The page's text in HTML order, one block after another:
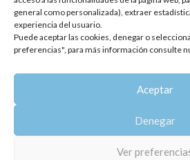
general como personalizada), extraer
experiencia del usuario.
Puede aceptar las cookies, denegar o
preferencias", para más información consulte
Aceptar
Denegar
Ver
Jazmín Sambac
49,89
Copyright 2014-2025
Todos los derechos